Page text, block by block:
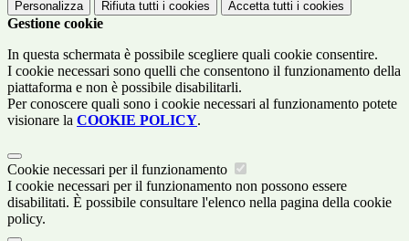
Personalizza Rifiuta tutti i cookies Accetta tutti i cookies
Gestione cookie
In questa schermata è possibile scegliere quali cookie consentire.
I cookie necessari sono quelli che consentono il funzionamento della
piattaforma e non è possibile disabilitarli.
Per conoscere quali sono i cookie necessari al funzionamento potete
visionare la COOKIE POLICY.
Cookie necessari per il funzionamento
I cookie necessari per il funzionamento non possono essere
disabilitati. È possibile consultare l'elenco nella pagina della cookie
policy.